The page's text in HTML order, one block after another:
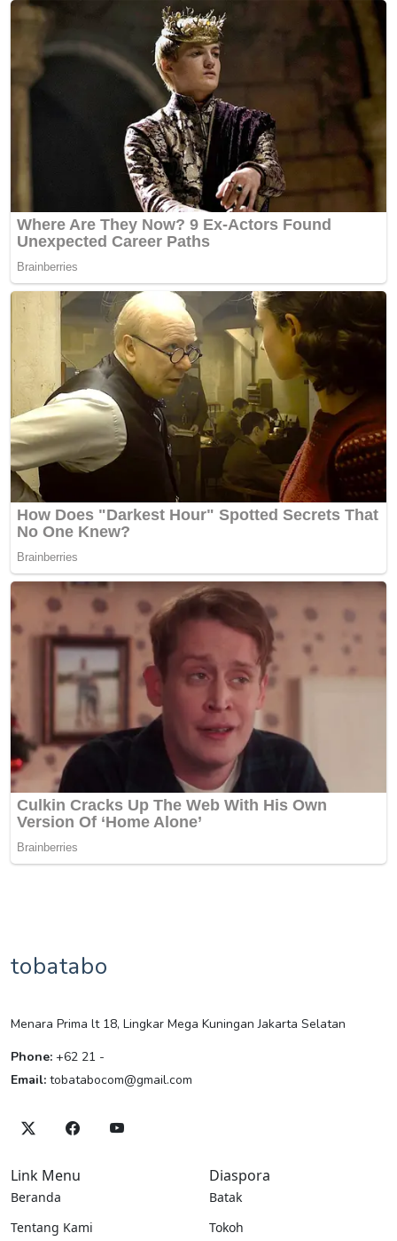
tobatabo
Menara Prima lt 18, Lingkar Mega Kuningan Jakarta Selatan
Phone: +62 21 -
Email: tobatabocom@gmail.com
Link Menu
Beranda
Tentang Kami
Diaspora
Batak
Tokoh